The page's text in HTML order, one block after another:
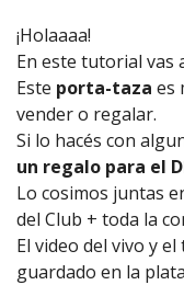
¡Holaaaa!
En este tutorial vas
Este porta-taza es
vender o regalar.
Si lo hacés con
un regalo para el
Lo cosimos juntas
del Club + toda la
El video del vivo y
guardado en la